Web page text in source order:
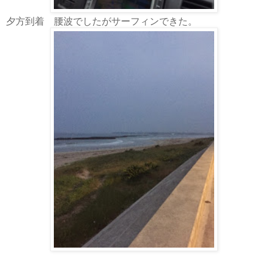
夕方到着 腰波でしたがサーフィンできた。